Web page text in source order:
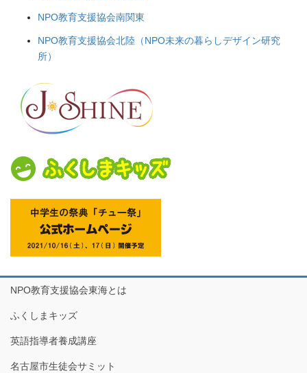
NPO教育支援協会南関東
NPO教育支援協会北陸（NPO未来の暮らしデザイン研究
所）
NPO教育支援協会東海とは
ふくしまキッズ
英語指導者養成講座
名古屋市生徒会サミット